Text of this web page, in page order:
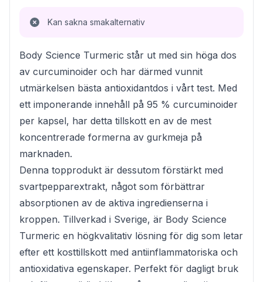
Kan sakna smakalternativ
Body Science Turmeric står ut med sin höga dos
av curcuminoider och har därmed vunnit
utmärkelsen bästa antioxidantdos i vårt test. Med
ett imponerande innehåll på 95 % curcuminoider
per kapsel, har detta tillskott en av de mest
koncentrerade formerna av gurkmeja på
marknaden.
Denna topprodukt är dessutom förstärkt med
svartpepparextrakt, något som förbättrar
absorptionen av de aktiva ingredienserna i
kroppen. Tillverkad i Sverige, är Body Science
Turmeric en högkvalitativ lösning för dig som letar
efter ett kosttillskott med antiinflammatoriska och
antioxidativa egenskaper. Perfekt för dagligt bruk